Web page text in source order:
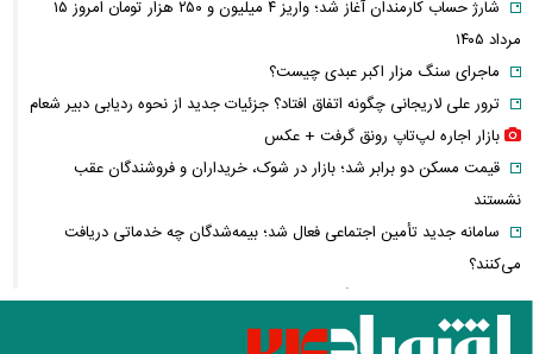
شارژ حساب کارمندان آغاز شد؛ واریز ۴ میلیون و ۲۵۰ هزار تومان امروز ۱۵
مرداد ۱۴۰۵
ماجرای سنگ مزار اکبر عبدی چیست؟
ترور علی لاریجانی چگونه اتفاق افتاد؟ جزئیات جدید از نحوه ردیابی دبیر شعام
بازار اجاره لپ‌تاپ رونق گرفت + عکس
قیمت مسکن دو برابر شد؛ بازار در شوک، خریداران و فروشندگان عقب
نشستند
سامانه جدید تأمین اجتماعی فعال شد؛ بیمه‌شدگان چه خدماتی دریافت
می‌کنند؟
اولین تصاویر از حادثه بالگرد حامل ترامپ منتشر شد